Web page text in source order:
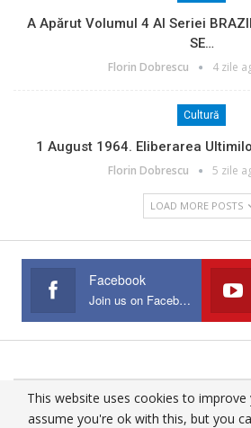
A Apărut Volumul 4 Al Seriei BRAZII
SE…
Florin Dobrescu 4 zile
Cultură
1 August 1964. Eliberarea
Florin Dobrescu 5 zile
LOAD MORE POSTS
Facebook
Join us on Facebook
© 2025 - All Rights
This website uses cookies to improve
assume you're ok with this, but you